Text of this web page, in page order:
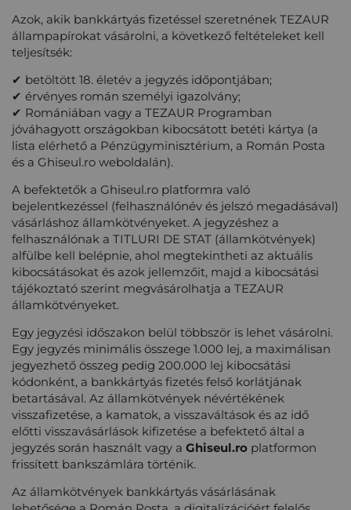
Azok, akik bankkártyás fizetéssel szeretnének TEZAUR
állampapírokat vásárolni, a következő feltételeket kell
teljesítsék:
✔ betöltött 18. életév a jegyzés időpontjában;
✔ érvényes román személyi igazolvány;
✔ Romániában vagy a TEZAUR Programban
jóváhagyott országokban kibocsátott betéti kártya (a
lista elérhető a Pénzügyminisztérium, a Román Posta
és a Ghiseul.ro weboldalán).
A befektetők a Ghiseul.ro platformra való
bejelentkezéssel (felhasználónév és jelszó megadásával)
vásárláshoz államkötvényeket. A jegyzéshez a
felhasználónak a TITLURI DE STAT (államkötvények)
alfülbe kell belépnie, ahol megtekintheti az aktuális
kibocsátásokat és azok jellemzőit, majd a kibocsátási
tájékoztató szerint megvásárolhatja a TEZAUR
államkötvényeket.
Egy jegyzési időszakon belül többször is lehet vásárolni.
Egy jegyzés minimális összege 1.000 lej, a maximálisan
jegyezhető összeg pedig 200.000 lej kibocsátási
kódonként, a bankkártyás fizetés felső korlátjának
betartásával. Az államkötvények névértékének
visszafizetése, a kamatok, a visszaváltások és az idő
előtti visszavásárlások kifizetése a befektető által a
jegyzés során használt vagy a Ghiseul.ro platformon
frissített bankszámlára történik.
Az államkötvények bankkártyás vásárlásának